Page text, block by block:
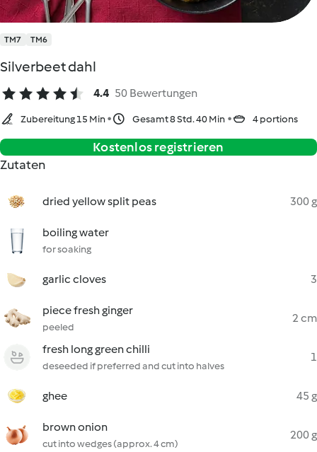
TM7 TM6
Silverbeet dahl
4.4 50 Bewertungen
Zubereitung 15 Min Gesamt 8 Std. 40 Min 4 portions
Kostenlos registrieren
Zutaten
dried yellow split peas 300 g
boiling water
for soaking
garlic cloves 3
piece fresh ginger
peeled
2 cm
fresh long green chilli
deseeded if preferred and cut into halves
1
ghee 45 g
brown onion
cut into wedges (approx. 4 cm)
200 g